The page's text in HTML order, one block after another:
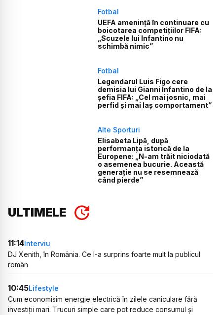
Fotbal
UEFA amenință în continuare cu
boicotarea competițiilor FIFA:
„Scuzele lui Infantino nu
schimbă nimic”
Fotbal
Legendarul Luis Figo cere
demisia lui Gianni Infantino de la
șefia FIFA: „Cel mai josnic, mai
perfid și mai laș comportament”
Alte Sporturi
Elisabeta Lipă, după
performanța istorică de la
Europene: „N-am trăit niciodată
o asemenea bucurie. Această
generație nu se resemnează
când pierde”
ULTIMELE
11:14Interviu
DJ Xenith, în România. Ce l-a surprins foarte mult la publicul
român
10:45Lifestyle
Cum economisim energie electrică în zilele caniculare fără
investiții mari. Trucuri simple care pot reduce consumul și